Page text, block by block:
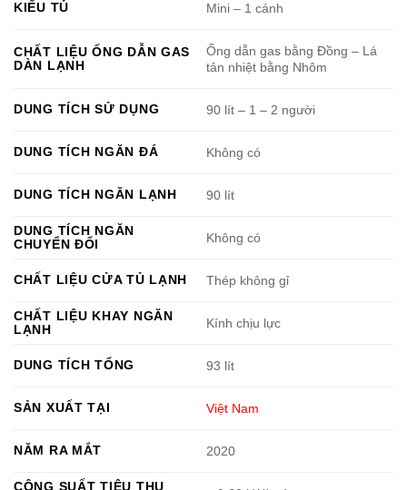
KIỂU TỦ Mini – 1 cánh
CHẤT LIỆU ỐNG DẪN GAS
DÀN LẠNH
Ống dẫn gas bằng Đồng – Lá
tản nhiệt bằng Nhôm
DUNG TÍCH SỬ DỤNG 90 lít – 1 – 2 người
DUNG TÍCH NGĂN ĐÁ Không có
DUNG TÍCH NGĂN LẠNH 90 lít
DUNG TÍCH NGĂN
CHUYỂN ĐỔI
Không có
CHẤT LIỆU CỬA TỦ LẠNH Thép không gỉ
CHẤT LIỆU KHAY NGĂN
LẠNH
Kính chịu lực
DUNG TÍCH TỔNG 93 lít
SẢN XUẤT TẠI Việt Nam
NĂM RA MẮT 2020
CÔNG SUẤT TIÊU THỤ